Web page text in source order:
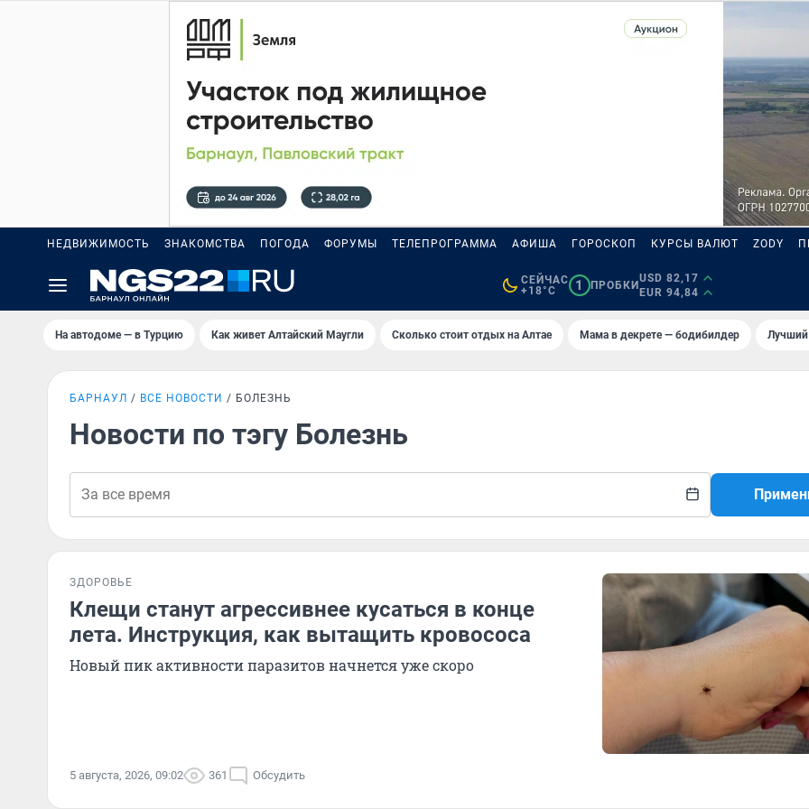
НЕДВИЖИМОСТЬ ЗНАКОМСТВА ПОГОДА ФОРУМЫ ТЕЛЕПРОГРАММА АФИША ГОРОСКОП КУРСЫ ВАЛЮТ ZODY
СЕЙЧАС
+18°C
1 ПРОБКИ
USD 82,17
EUR 94,84
На автодоме — в Турцию Как живет Алтайский Маугли Сколько стоит отдых на Алтае Мама в декрете — бодибилдер
БАРНАУЛ ВСЕ НОВОСТИ БОЛЕЗНЬ
Новости по тэгу Болезнь
ЗДОРОВЬЕ
Клещи станут агрессивнее кусаться в конце
лета. Инструкция, как вытащить кровососа
Новый пик активности паразитов начнется уже скоро
5 августа, 2026, 09:02 361 Обсудить